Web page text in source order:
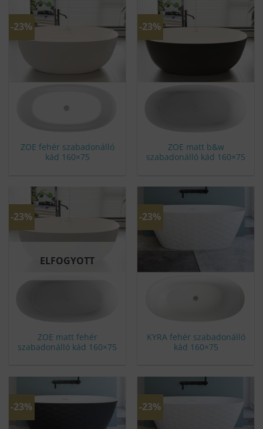
-23%
ZOE fehér szabadonálló
kád 160×75
-23%
ZOE matt b&w
szabadonálló kád 160×75
-23%
ELFOGYOTT
ZOE matt fehér
szabadonálló kád 160×75
-23%
KYRA fehér szabadonálló
kád 160×75
-23% -23%